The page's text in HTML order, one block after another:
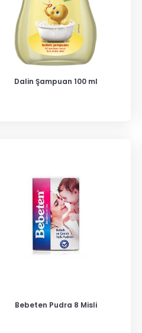
Dalin Şampuan 100 ml
Bebeten Pudra 8 Misli